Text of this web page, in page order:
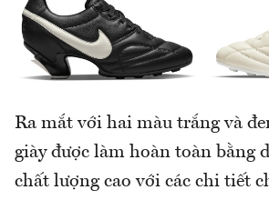
Ra mắt với hai màu trắng và
giày được làm hoàn toàn bằng
chất lượng cao với các chi tiết